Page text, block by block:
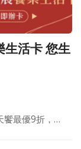
生活卡 您生
最優9折，…